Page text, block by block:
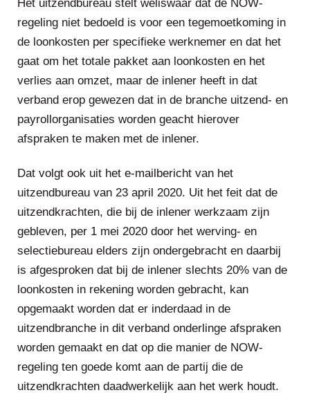
Het uitzendbureau stelt weliswaar dat de NOW-
regeling niet bedoeld is voor een tegemoetkoming in
de loonkosten per specifieke werknemer en dat het
gaat om het totale pakket aan loonkosten en het
verlies aan omzet, maar de inlener heeft in dat
verband erop gewezen dat in de branche uitzend- en
payrollorganisaties worden geacht hierover
afspraken te maken met de inlener.
Dat volgt ook uit het e-mailbericht van het
uitzendbureau van 23 april 2020. Uit het feit dat de
uitzendkrachten, die bij de inlener werkzaam zijn
gebleven, per 1 mei 2020 door het werving- en
selectiebureau elders zijn ondergebracht en daarbij
is afgesproken dat bij de inlener slechts 20% van de
loonkosten in rekening worden gebracht, kan
opgemaakt worden dat er inderdaad in de
uitzendbranche in dit verband onderlinge afspraken
worden gemaakt en dat op die manier de NOW-
regeling ten goede komt aan de partij die de
uitzendkrachten daadwerkelijk aan het werk houdt.